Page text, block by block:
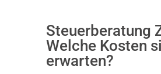
Steuerberatung
Welche Kosten
erwarten?